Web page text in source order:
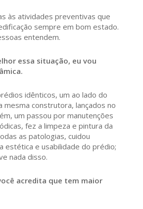
às atividades preventivas que
sempre em bom estado.
entendem.
essa situação, eu vou
idênticos, um ao lado do
mesma construtora, lançados no
um passou por manutenções
fez a limpeza e pintura da
as patologias, cuidou
estética e usabilidade do prédio;
nada disso.
acredita que tem maior